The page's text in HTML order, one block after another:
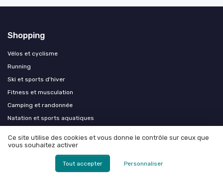
Shopping
Vélos et cyclisme
Running
Ski et sports d'hiver
Fitness et musculation
Camping et randonnée
Natation et sports aquatiques
Musculation premium avancée
Tir à l’arc sportif premium
Sports de combat premium
Ce site utilise des cookies et vous donne le contrôle sur ceux que
vous souhaitez activer
Tout accepter Personnaliser